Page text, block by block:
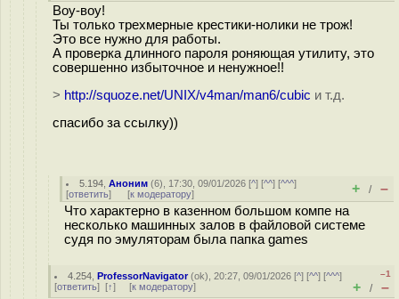
Воу-воу!
Ты только трехмерные крестики-нолики не трож!
Это все нужно для работы.
А проверка длинного пароля роняющая утилиту, это
совершенно избыточное и ненужное!!
> http://squoze.net/UNIX/v4man/man6/cubic и т.д.
спасибо за ссылку))
5.194 ,Аноним (6), 17:30, 09/01/2026 [^] [^^] [^^^]
[ответить] [к модератору] + / –
Что характерно в казенном большом компе на
несколько машинных залов в файловой системе
судя по эмуляторам была папка games
4.254 ,ProfessorNavigator(ok), 20:27, 09/01/2026 [^] [^^] [^^^]
[ответить] [↑] [к модератору]
–1
+ / –